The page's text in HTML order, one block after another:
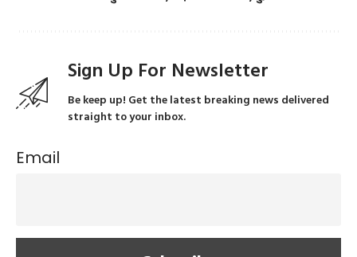
Sign Up For Newsletter
Be keep up! Get the latest breaking news delivered
straight to your inbox.
Email